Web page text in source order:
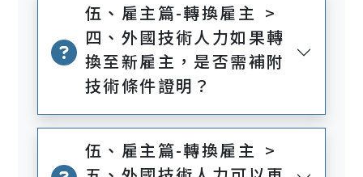
伍、雇主篇-轉換雇主 >
四、外國技術人力如果轉
換至新雇主，是否需補附
技術條件證明？
伍、雇主篇-轉換雇主 >